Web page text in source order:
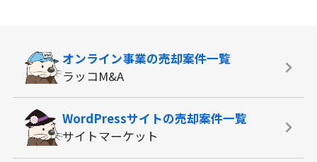
オンライン事業の売却案件一覧
ラッコM&A
WordPressサイトの売却案件一覧
サイトマーケット